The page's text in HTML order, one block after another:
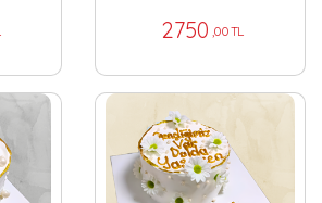
2750 ,00 TL